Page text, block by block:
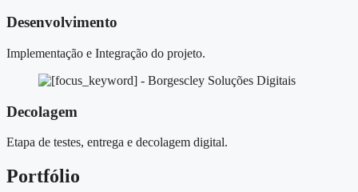
Desenvolvimento
Implementação e Integração do projeto.
Decolagem
Etapa de testes, entrega e decolagem digital.
Portfólio